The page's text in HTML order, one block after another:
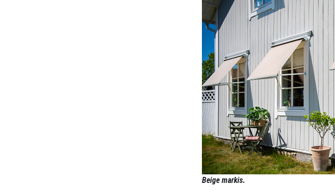
Beige markis.